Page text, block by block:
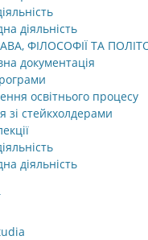
діяльність
ФІЛОСОФІЇ ТА
документація
освітнього процесу
зі стейкхолдерами
діяльність